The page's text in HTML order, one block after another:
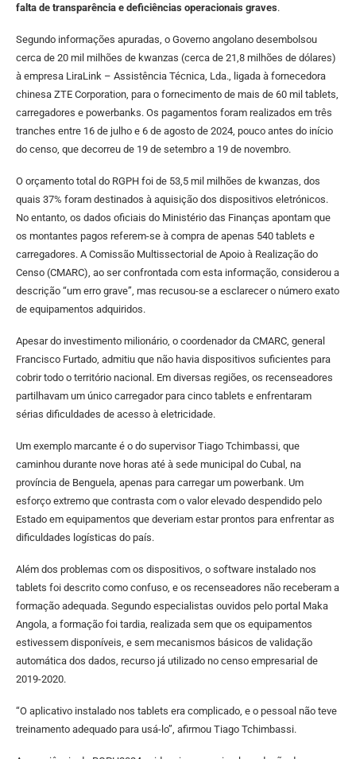
falta de transparência e deficiências operacionais graves.
Segundo informações apuradas, o Governo angolano desembolsou
cerca de 20 mil milhões de kwanzas (cerca de 21,8 milhões de dólares)
à empresa LiraLink – Assistência Técnica, Lda., ligada à fornecedora
chinesa ZTE Corporation, para o fornecimento de mais de 60 mil tablets,
carregadores e powerbanks. Os pagamentos foram realizados em três
tranches entre 16 de julho e 6 de agosto de 2024, pouco antes do início
do censo, que decorreu de 19 de setembro a 19 de novembro.
O orçamento total do RGPH foi de 53,5 mil milhões de kwanzas, dos
quais 37% foram destinados à aquisição dos dispositivos eletrónicos.
No entanto, os dados oficiais do Ministério das Finanças apontam que
os montantes pagos referem-se à compra de apenas 540 tablets e
carregadores. A Comissão Multissectorial de Apoio à Realização do
Censo (CMARC), ao ser confrontada com esta informação, considerou a
descrição “um erro grave”, mas recusou-se a esclarecer o número exato
de equipamentos adquiridos.
Apesar do investimento milionário, o coordenador da CMARC, general
Francisco Furtado, admitiu que não havia dispositivos suficientes para
cobrir todo o território nacional. Em diversas regiões, os recenseadores
partilhavam um único carregador para cinco tablets e enfrentaram
sérias dificuldades de acesso à eletricidade.
Um exemplo marcante é o do supervisor Tiago Tchimbassi, que
caminhou durante nove horas até à sede municipal do Cubal, na
província de Benguela, apenas para carregar um powerbank. Um
esforço extremo que contrasta com o valor elevado despendido pelo
Estado em equipamentos que deveriam estar prontos para enfrentar as
dificuldades logísticas do país.
Além dos problemas com os dispositivos, o software instalado nos
tablets foi descrito como confuso, e os recenseadores não receberam a
formação adequada. Segundo especialistas ouvidos pelo portal Maka
Angola, a formação foi tardia, realizada sem que os equipamentos
estivessem disponíveis, e sem mecanismos básicos de validação
automática dos dados, recurso já utilizado no censo empresarial de
2019-2020.
“O aplicativo instalado nos tablets era complicado, e o pessoal não teve
treinamento adequado para usá-lo”, afirmou Tiago Tchimbassi.